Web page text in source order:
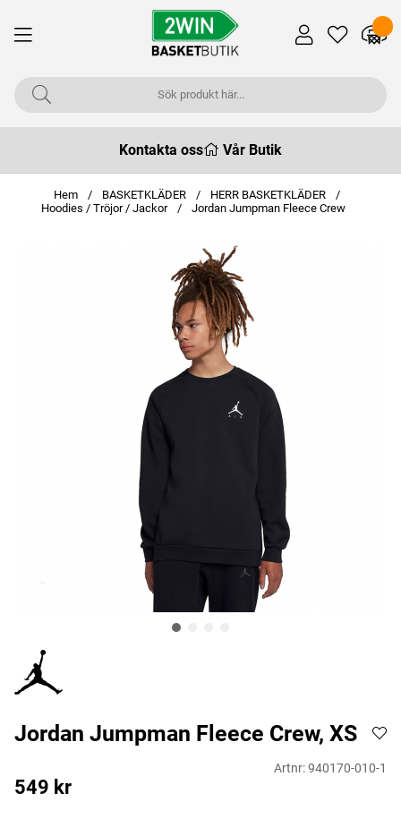
Kontakta oss Vår Butik
Hem BASKETKLÄDER
HERR BASKETKLÄDER
Hoodies / Tröjor / Jackor
Jordan Jumpman Fleece Crew
Jordan Jumpman Fleece Crew, XS
Artnr:940170-010-1
549 kr